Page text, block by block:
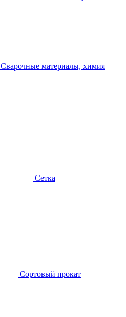
Сварочные материалы, химия
Сетка
Сортовый прокат